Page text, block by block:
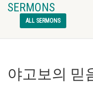
SERMONS
ALL SERMONS
야고보의 믿